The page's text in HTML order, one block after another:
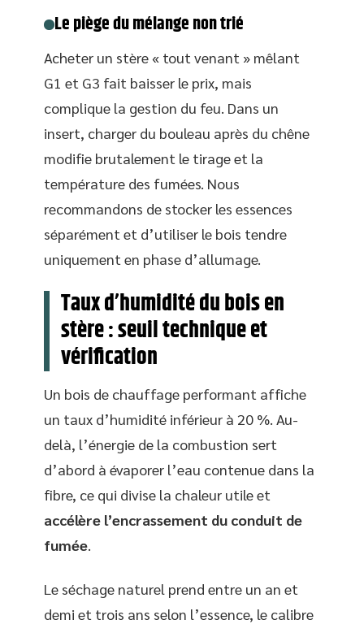
Le piège du mélange non trié
Acheter un stère « tout venant » mêlant
G1 et G3 fait baisser le prix, mais
complique la gestion du feu. Dans un
insert, charger du bouleau après du chêne
modifie brutalement le tirage et la
température des fumées. Nous
recommandons de stocker les essences
séparément et d’utiliser le bois tendre
uniquement en phase d’allumage.
Taux d’humidité du bois en
stère : seuil technique et
vérification
Un bois de chauffage performant affiche
un taux d’humidité inférieur à 20 %. Au-
delà, l’énergie de la combustion sert
d’abord à évaporer l’eau contenue dans la
fibre, ce qui divise la chaleur utile et
accélère l’encrassement du conduit de
fumée.
Le séchage naturel prend entre un an et
demi et trois ans selon l’essence, le calibre